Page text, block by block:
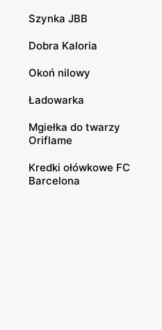
Szynka JBB
Dobra Kaloria
Okoń nilowy
Ładowarka
Mgiełka do twarzy
Oriflame
Kredki ołówkowe FC
Barcelona